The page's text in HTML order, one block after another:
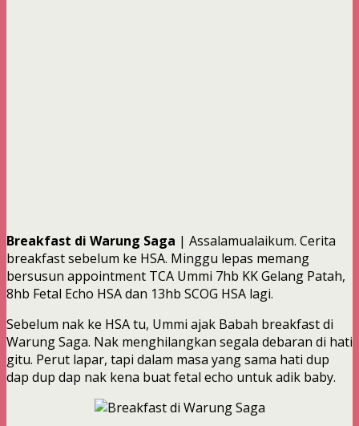
Breakfast di Warung Saga | Assalamualaikum. Cerita
breakfast sebelum ke HSA. Minggu lepas memang
bersusun appointment TCA Ummi 7hb KK Gelang Patah,
8hb Fetal Echo HSA dan 13hb SCOG HSA lagi.
Sebelum nak ke HSA tu, Ummi ajak Babah breakfast di
Warung Saga. Nak menghilangkan segala debaran di hati
gitu. Perut lapar, tapi dalam masa yang sama hati dup
dap dup dap nak kena buat fetal echo untuk adik baby.